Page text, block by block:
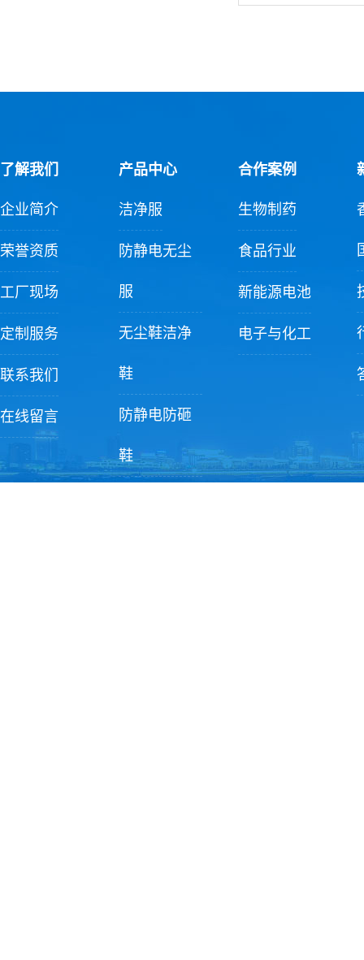
了解我们
企业简介
荣誉资质
工厂现场
定制服务
联系我们
在线留言
产品中心
洁净服
防静电无尘
服
无尘鞋洁净
鞋
防静电防砸
鞋
合作案例
生物制药
食品行业
新能源电池
电子与化工